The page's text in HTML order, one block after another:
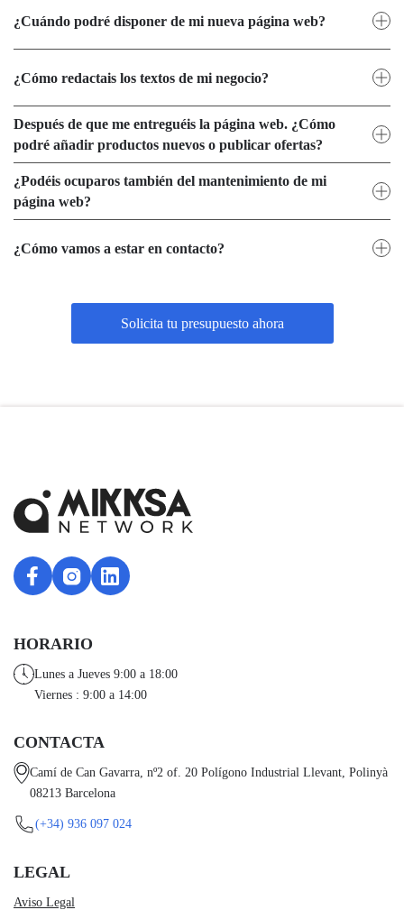
¿Cuándo podré disponer de mi nueva página web?
¿Cómo redactais los textos de mi negocio?
Después de que me entreguéis la página web. ¿Cómo
podré añadir productos nuevos o publicar ofertas?
¿Podéis ocuparos también del mantenimiento de mi
página web?
¿Cómo vamos a estar en contacto?
Solicita tu presupuesto ahora
HORARIO
Lunes a Jueves 9:00 a 18:00
Viernes : 9:00 a 14:00
CONTACTA
Camí de Can Gavarra, nº2 of. 20 Polígono Industrial Llevant, Polinyà
08213 Barcelona
(+34) 936 097 024
LEGAL
Aviso Legal